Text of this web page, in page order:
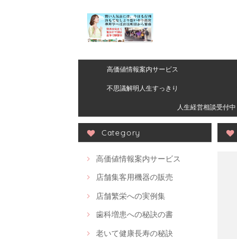
高価値情報案内サービス
不思議解明人生すっきり
人生経営相談受付中
Category
高価値情報案内サービス
店舗集客用機器の販売
店舗繁栄への実例集
歯科増患への秘訣の書
老いて健康長寿の秘訣